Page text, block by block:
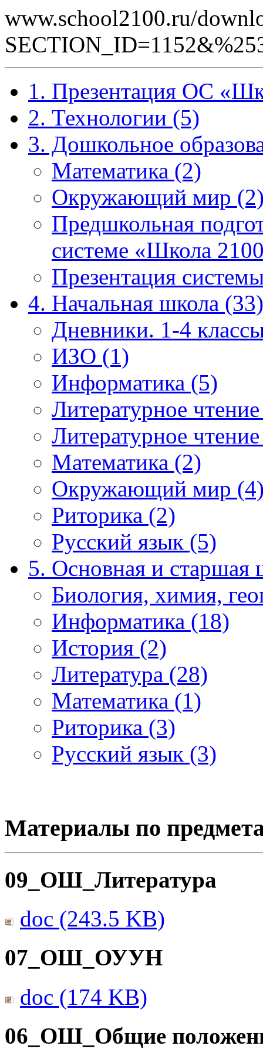
www.school2100.ru/
1. Презентация ОС
2. Технологии (5)
3. Дошкольное
Математика (2)
Окружающий мир
Предшкольная
системе «Школа
Презентация
4. Начальная школа (33)
Дневники. 1-4
ИЗО (1)
Информатика (5)
Литературное
Литературное
Математика (2)
Окружающий мир
Риторика (2)
Русский язык (5)
5. Основная и старшая
Биология, химия,
Информатика (18)
История (2)
Литература (28)
Математика (1)
Риторика (3)
Русский язык (3)
Материалы по
09_ОШ_Литература
doc (243.5 KB)
07_ОШ_ОУУН
doc (174 KB)
06_ОШ_Общие